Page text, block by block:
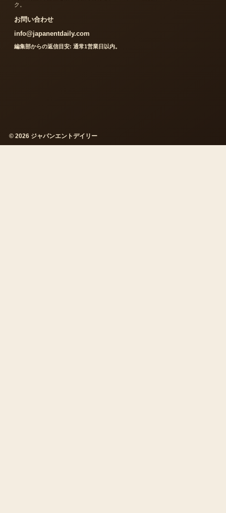
ク。
お問い合わせ
info@japanentdaily.com
編集部からの返信目安: 通常1営業日以内。
© 2026 ジャパンエントデイリー